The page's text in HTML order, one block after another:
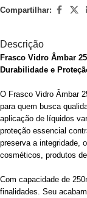
Compartilhar:
Descrição
Frasco Vidro Âmbar
Durabilidade e
O Frasco Vidro Âmbar
para quem busca
aplicação de líquidos
proteção essencial
preserva a integridade,
cosméticos, produtos
Com capacidade de
finalidades. Seu